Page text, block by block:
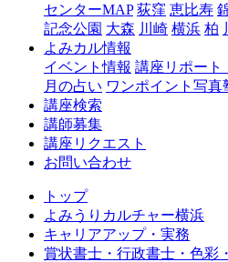
センターMAP 荻窪 恵比寿
記念公園 大森 川崎 横浜 柏
よみカル情報
イベント情報 講座リポート
月の占い ワンポイント写真
講座検索
講師募集
講座リクエスト
お問い合わせ
トップ
よみうりカルチャー横浜
キャリアアップ・実務
賞状書士・行政書士・色彩